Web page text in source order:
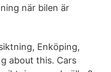
när bilen är
Enköping,
about this. Cars